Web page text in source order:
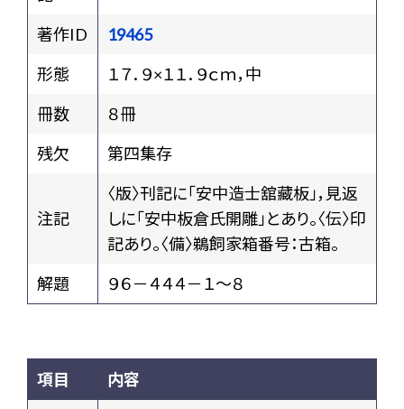
著作ID
19465
形態
１７．９×１１．９ｃｍ，中
冊数
８冊
残欠
第四集存
注記
〈版〉刊記に「安中造士舘藏板」，見返
しに「安中板倉氏開雕」とあり。〈伝〉印
記あり。〈備〉鵜飼家箱番号：古箱。
解題
９６－４４４－１～８
項目 内容